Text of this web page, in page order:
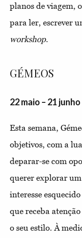
planos de viagem,
para ler, escrever
workshop.
GÉMEOS
22 maio – 21 junho
Esta semana,
objetivos, com a
deparar-se com
querer explorar
interesse
que receba
o seu estilo. À